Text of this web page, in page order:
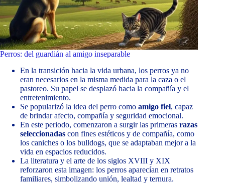
Perros: del guardián al amigo inseparable
En la transición hacia la vida urbana, los perros ya no
eran necesarios en la misma medida para la caza o el
pastoreo. Su papel se desplazó hacia la compañía y el
entretenimiento.
Se popularizó la idea del perro como amigo fiel, capaz
de brindar afecto, compañía y seguridad emocional.
En este periodo, comenzaron a surgir las primeras razas
seleccionadas con fines estéticos y de compañía, como
los caniches o los bulldogs, que se adaptaban mejor a la
vida en espacios reducidos.
La literatura y el arte de los siglos XVIII y XIX
reforzaron esta imagen: los perros aparecían en retratos
familiares, simbolizando unión, lealtad y ternura.